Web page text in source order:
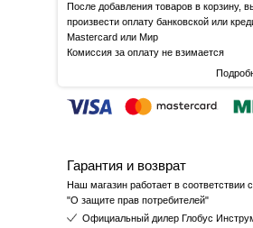
После добавления товаров в корзину,
произвести оплату банковской или
Mastercard или Мир
Комиссия за оплату не взимается
Гарантия и возврат
Наш магазин работает в соответствии
"О защите прав потребителей"
Официальный дилер Глобус